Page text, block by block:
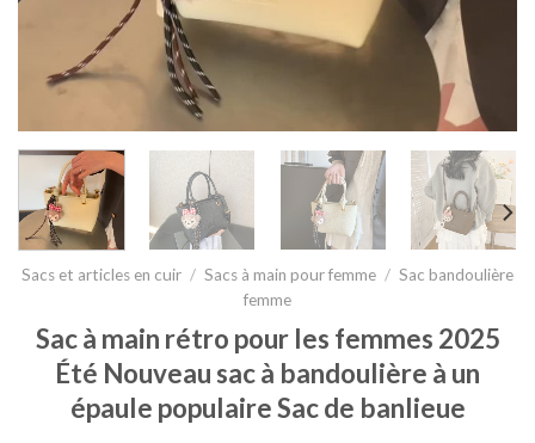
Sacs et articles en cuir / Sacs à main pour femme / Sac bandoulière
femme
Sac à main rétro pour les femmes 2025
Été Nouveau sac à bandoulière à un
épaule populaire Sac de banlieue